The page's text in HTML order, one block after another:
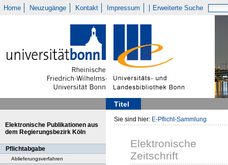
Home Neuzugänge Kontakt Impressum Erweiterte Suche
Titel
Elektronische Publikationen aus
dem Regierungsbezirk Köln
Pflichtabgabe
Ablieferungsverfahren
Sie sind hier: E-Pflicht-Sammlung
Elektronische
Zeitschrift